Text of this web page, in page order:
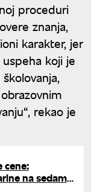
proceduri
znanja,
karakter, jer
koji je
rekao je
cene:
na sedam